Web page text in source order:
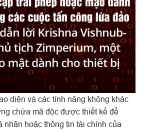
diện và các tính năng không khác
chứa mã độc được thiết kế để
nhân hoặc thông tin tài chính của